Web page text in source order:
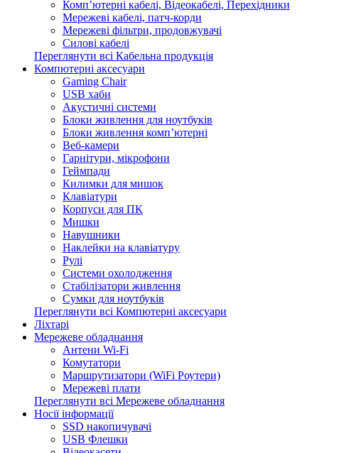
Комп’ютерні кабелі, Відеокабелі, Перехідники
Мережеві кабелі, патч-корди
Мережеві фільтри, продовжувачі
Силові кабелі
Переглянути всі Кабельна продукція
Компютерні аксесуари
Gaming Chair
USB хаби
Акустичні системи
Блоки живлення для ноутбуків
Блоки живлення комп’ютерні
Веб-камери
Гарнітури, мікрофони
Геймпади
Килимки для мишок
Клавіатури
Корпуси для ПК
Мишки
Навушники
Наклейки на клавіатуру
Рулі
Системи охолодження
Стабілізатори живлення
Сумки для ноутбуків
Переглянути всі Компютерні аксесуари
Ліхтарі
Мережеве обладнання
Антени Wi-Fi
Комутатори
Маршрутизатори (WiFi Роутери)
Мережеві плати
Переглянути всі Мережеве обладнання
Носії інформації
SSD накопичувачі
USB Флешки